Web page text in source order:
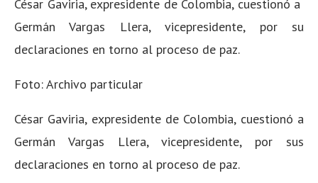
César Gaviria, expresidente de Colombia, cuestionó a
Germán Vargas Llera, vicepresidente, por su
declaraciones en torno al proceso de paz.
Foto: Archivo particular
César Gaviria, expresidente de Colombia, cuestionó a
Germán Vargas Llera, vicepresidente, por sus
declaraciones en torno al proceso de paz.